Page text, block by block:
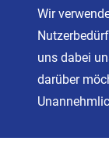
Wir
uns dabei
darüber